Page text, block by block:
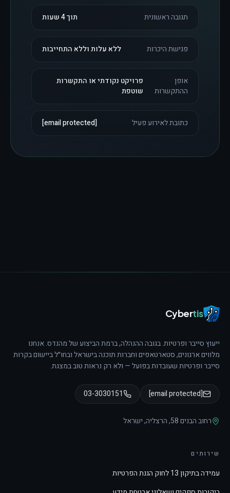
תגובה ראשונית תוך 4 שעות
פגישת היכרות ללא עלות וללא התחייבות
אופן
ההתקשרות
פרויקט נקודתי או התקשרות
שוטפת
כתובת לאירוע פעיל [email protected]
Cybertis
ייעוץ סייבר ופרטיות. בגובה ההנהלה, ברמת הביצוע של מהנדס.אנחנו
מלווים ארגונים, סטארטאפים וחברות תוכנה בישראל ובחו״ל ביישום בקרות
סייבר ופרטיות שעובדות בפועל — ולא רק נראות טוב במצגת.
[email protected]
03-3030151
רחוב הבנים 58 ,הרצליה,ישראל
שירותים
עמידה בתיקון 13 לחוק הגנת הפרטיות